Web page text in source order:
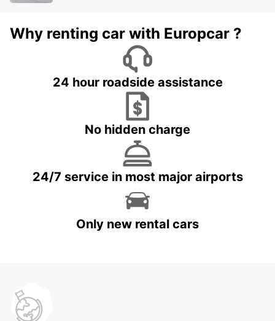
Why renting car with Europcar ?
24 hour roadside assistance
No hidden charge
24/7 service in most major airports
Only new rental cars